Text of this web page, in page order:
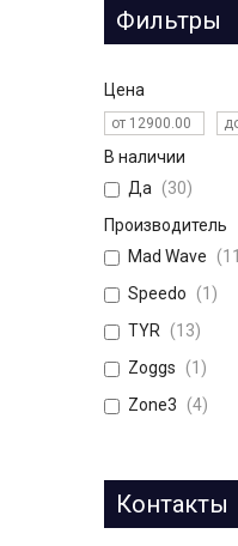
Фильтры
Цена
В наличии
Да
30
Производитель
Mad Wave
11
Speedo
1
TYR
13
Zoggs
1
Zone3
4
Контакты